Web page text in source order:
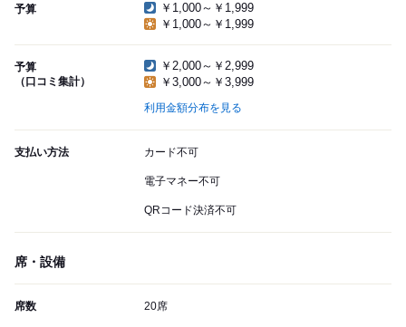
予算
￥1,000～￥1,999
￥1,000～￥1,999
予算
（口コミ集計）
￥2,000～￥2,999
￥3,000～￥3,999
利用金額分布を見る
支払い方法 カード不可
電子マネー不可
QRコード決済不可
席・設備
席数 20席